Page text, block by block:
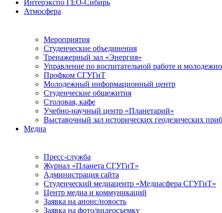
Интерэкспо ГЕО-Сибирь
Атмосфера
Мероприятия
Студенческие объединения
Тренажерный зал «Энергия»
Управление по воспитательной работе и
Профком СГУГиТ
Молодежный информационный центр
Студенческие общежития
Столовая, кафе
Учебно-научный центр «Планетарий»
Выставочный зал исторических геодезических
Медиа
Пресс-служба
Журнал «Планета СГУГиТ»
Администрация сайта
Студенческий медиацентр «Медиасфера СГУГиТ»
Центр медиа и коммуникаций
Заявка на анонс/новость
Заявка на фото/видеосъемку